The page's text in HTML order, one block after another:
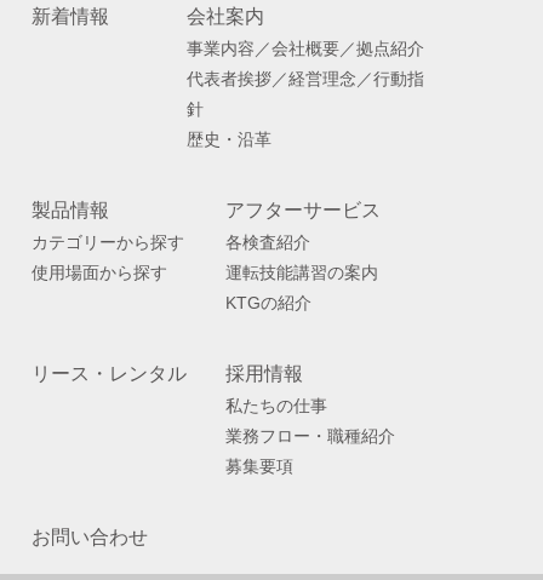
新着情報 会社案内
事業内容／会社概要／拠点紹介
代表者挨拶／経営理念／行動指
針
歴史・沿革
製品情報
カテゴリーから探す
使用場面から探す
アフターサービス
各検査紹介
運転技能講習の案内
KTGの紹介
リース・レンタル 採用情報
私たちの仕事
業務フロー・職種紹介
募集要項
お問い合わせ